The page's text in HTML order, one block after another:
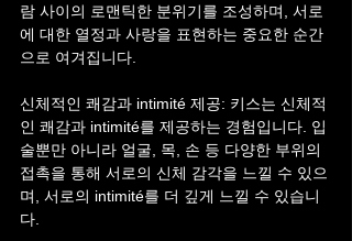
람 사이의 로맨틱한 분위기를 조성하며, 서로
에 대한 열정과 사랑을 표현하는 중요한 순간
으로 여겨집니다.
신체적인 쾌감과 intimité 제공: 키스는 신체적
인 쾌감과 intimité를 제공하는 경험입니다. 입
술뿐만 아니라 얼굴, 목, 손 등 다양한 부위의
접촉을 통해 서로의 신체 감각을 느낄 수 있으
며, 서로의 intimité를 더 깊게 느낄 수 있습니
다.